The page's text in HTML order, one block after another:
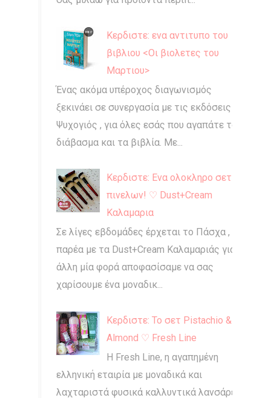
Κερδιστε: ενα αντιτυπο του
βιβλιου <Οι βιολετες του
Μαρτιου>
Ένας ακόμα υπέροχος διαγωνισμός
ξεκινάει σε συνεργασία με τις εκδόσεις
Ψυχογιός , για όλες εσάς που αγαπάτε το
διάβασμα και τα βιβλία. Με...
Κερδιστε: Ενα ολοκληρο σετ
πινελων! ♡ Dust+Cream
Καλαμαρια
Σε λίγες εβδομάδες έρχεται το Πάσχα , και
παρέα με τα Dust+Cream Καλαμαριάς για
άλλη μία φορά αποφασίσαμε να σας
χαρίσουμε ένα μοναδικ...
Κερδιστε: Το σετ Pistachio &
Almond ♡ Fresh Line
Η Fresh Line, η αγαπημένη
ελληνική εταιρία με μοναδικά και
λαχταριστά φυσικά καλλυντικά λανσάρει